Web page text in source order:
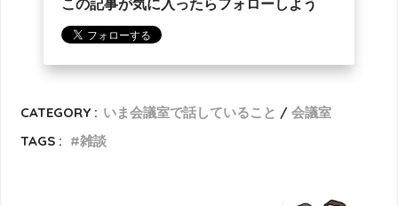
この記事が気に入ったらフォローしよう
CATEGORY : いま会議室で話していること
会議室
TAGS :
雑談